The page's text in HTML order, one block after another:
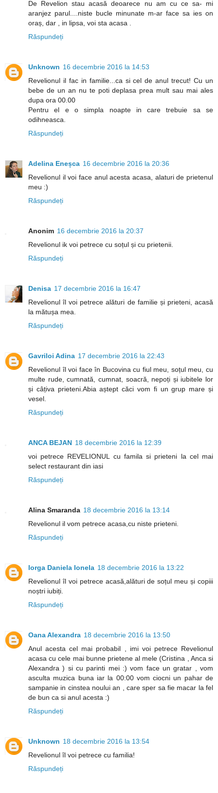
De Revelion stau acasă deoarece nu am cu ce sa- mi
aranjez parul....niste bucle minunate m-ar face sa ies on
oraș, dar , in lipsa, voi sta acasa .
Răspundeți
Unknown 16 decembrie 2016 la 14:53
Revelionul il fac in familie...ca si cel de anul trecut! Cu un
bebe de un an nu te poti deplasa prea mult sau mai ales
dupa ora 00.00
Pentru el e o simpla noapte in care trebuie sa se
odihneasca.
Răspundeți
Adelina Eneșca 16 decembrie 2016 la 20:36
Revelionul il voi face anul acesta acasa, alaturi de prietenul
meu :)
Răspundeți
Anonim 16 decembrie 2016 la 20:37
Revelionul ik voi petrece cu soțul și cu prietenii.
Răspundeți
Denisa 17 decembrie 2016 la 16:47
Revelionul îl voi petrece alături de familie și prieteni, acasă
la mătușa mea.
Răspundeți
Gavriloi Adina 17 decembrie 2016 la 22:43
Revelionul îl voi face în Bucovina cu fiul meu, soțul meu, cu
multe rude, cumnată, cumnat, soacră, nepoți și iubitele lor
și câțiva prieteni.Abia aștept căci vom fi un grup mare și
vesel.
Răspundeți
ANCA BEJAN 18 decembrie 2016 la 12:39
voi petrece REVELIONUL cu famila si prieteni la cel mai
select restaurant din iasi
Răspundeți
Alina Smaranda 18 decembrie 2016 la 13:14
Revelionul il vom petrece acasa,cu niste prieteni.
Răspundeți
Iorga Daniela Ionela 18 decembrie 2016 la 13:22
Revelionul îl voi petrece acasă,alături de soțul meu și copiii
noștri iubiți.
Răspundeți
Oana Alexandra 18 decembrie 2016 la 13:50
Anul acesta cel mai probabil , imi voi petrece Revelionul
acasa cu cele mai bunne prietene al mele (Cristina , Anca si
Alexandra ) si cu parinti mei :) vom face un gratar , vom
asculta muzica buna iar la 00:00 vom ciocni un pahar de
sampanie in cinstea noului an , care sper sa fie macar la fel
de bun ca si anul acesta :)
Răspundeți
Unknown 18 decembrie 2016 la 13:54
Revelionul îl voi petrece cu familia!
Răspundeți